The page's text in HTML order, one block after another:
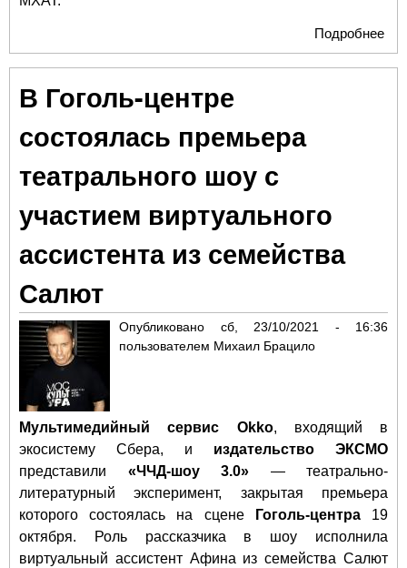
Подробнее
В Гоголь-центре
состоялась премьера
театрального шоу с
участием виртуального
ассистента из семейства
Салют
Опубликовано сб, 23/10/2021 - 16:36
пользователем Михаил Брацило
Мультимедийный сервис Okko, входящий в
экосистему Сбера,
и издательство ЭКСМО
представили «ЧЧД-шоу 3.0» — театрально-
литературный эксперимент, закрытая премьера
которого состоялась на сцене
Гоголь-центра 19
октября. Роль рассказчика в шоу исполнила
виртуальный ассистент Афина из семейства Салют